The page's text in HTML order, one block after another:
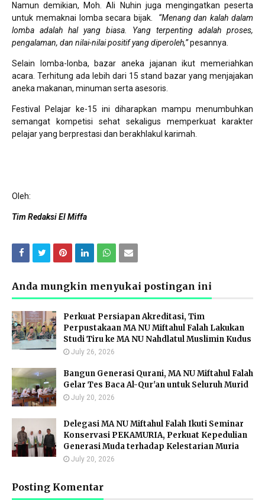
Namun demikian, Moh. Ali Nuhin juga mengingatkan peserta
untuk memaknai lomba secara bijak. “Menang dan kalah dalam
lomba adalah hal yang biasa. Yang terpenting adalah proses,
pengalaman, dan nilai-nilai positif yang diperoleh,”pesannya.
Selain lomba-lonba, bazar aneka jajanan ikut memeriahkan
acara. Terhitung ada lebih dari 15 stand bazar yang menjajakan
aneka makanan, minuman serta asesoris.
Festival Pelajar ke-15 ini diharapkan mampu menumbuhkan
semangat kompetisi sehat sekaligus memperkuat karakter
pelajar yang berprestasi dan berakhlakul karimah.
Oleh:
Tim Redaksi El Miffa
Anda mungkin menyukai postingan ini
Perkuat Persiapan Akreditasi, Tim
Perpustakaan MA NU Miftahul Falah Lakukan
Studi Tiru ke MA NU Nahdlatul Muslimin Kudus
July 26, 2026
Bangun Generasi Qurani, MA NU Miftahul Falah
Gelar Tes Baca Al-Qur'an untuk Seluruh Murid
July 20, 2026
Delegasi MA NU Miftahul Falah Ikuti Seminar
Konservasi PEKAMURIA, Perkuat Kepedulian
Generasi Muda terhadap Kelestarian Muria
July 20, 2026
Posting Komentar